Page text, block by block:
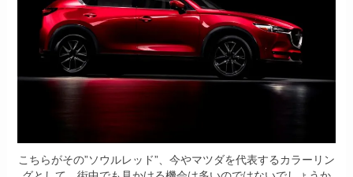
こちらがその”ソウルレッド”、今やマツダを代表するカラーリン